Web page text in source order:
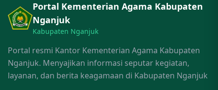
Portal Kementerian Agama Kabupaten
Nganjuk
Kabupaten Nganjuk
Portal resmi Kantor Kementerian Agama Kabupaten
Nganjuk. Menyajikan informasi seputar kegiatan,
layanan, dan berita keagamaan di Kabupaten Nganjuk